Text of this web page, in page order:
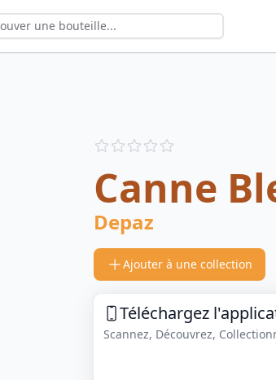
Reviews
Canne
Depaz
Ajouter à une collection
Téléchargez
Scannez, Découvrez,